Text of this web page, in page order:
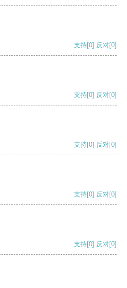
支持[0] 反对[0]
支持[0] 反对[0]
支持[0] 反对[0]
支持[0] 反对[0]
支持[0] 反对[0]